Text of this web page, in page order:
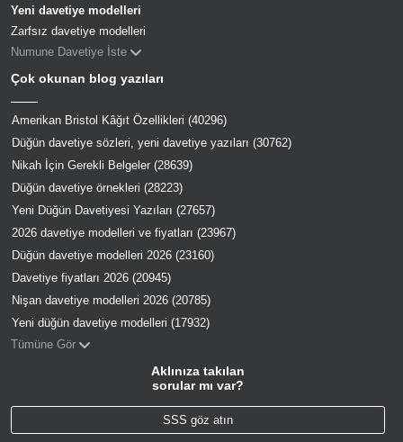
Yeni davetiye modelleri
Zarfsız davetiye modelleri
Numune Davetiye İste
Çok okunan blog yazıları
Amerikan Bristol Kâğıt Özellikleri (40296)
Düğün davetiye sözleri, yeni davetiye yazıları (30762)
Nikah İçin Gerekli Belgeler (28639)
Düğün davetiye örnekleri (28223)
Yeni Düğün Davetiyesi Yazıları (27657)
2026 davetiye modelleri ve fiyatları (23967)
Düğün davetiye modelleri 2026 (23160)
Davetiye fiyatları 2026 (20945)
Nişan davetiye modelleri 2026 (20785)
Yeni düğün davetiye modelleri (17932)
Tümüne Gör
Aklınıza takılan
sorular mı var?
SSS göz atın